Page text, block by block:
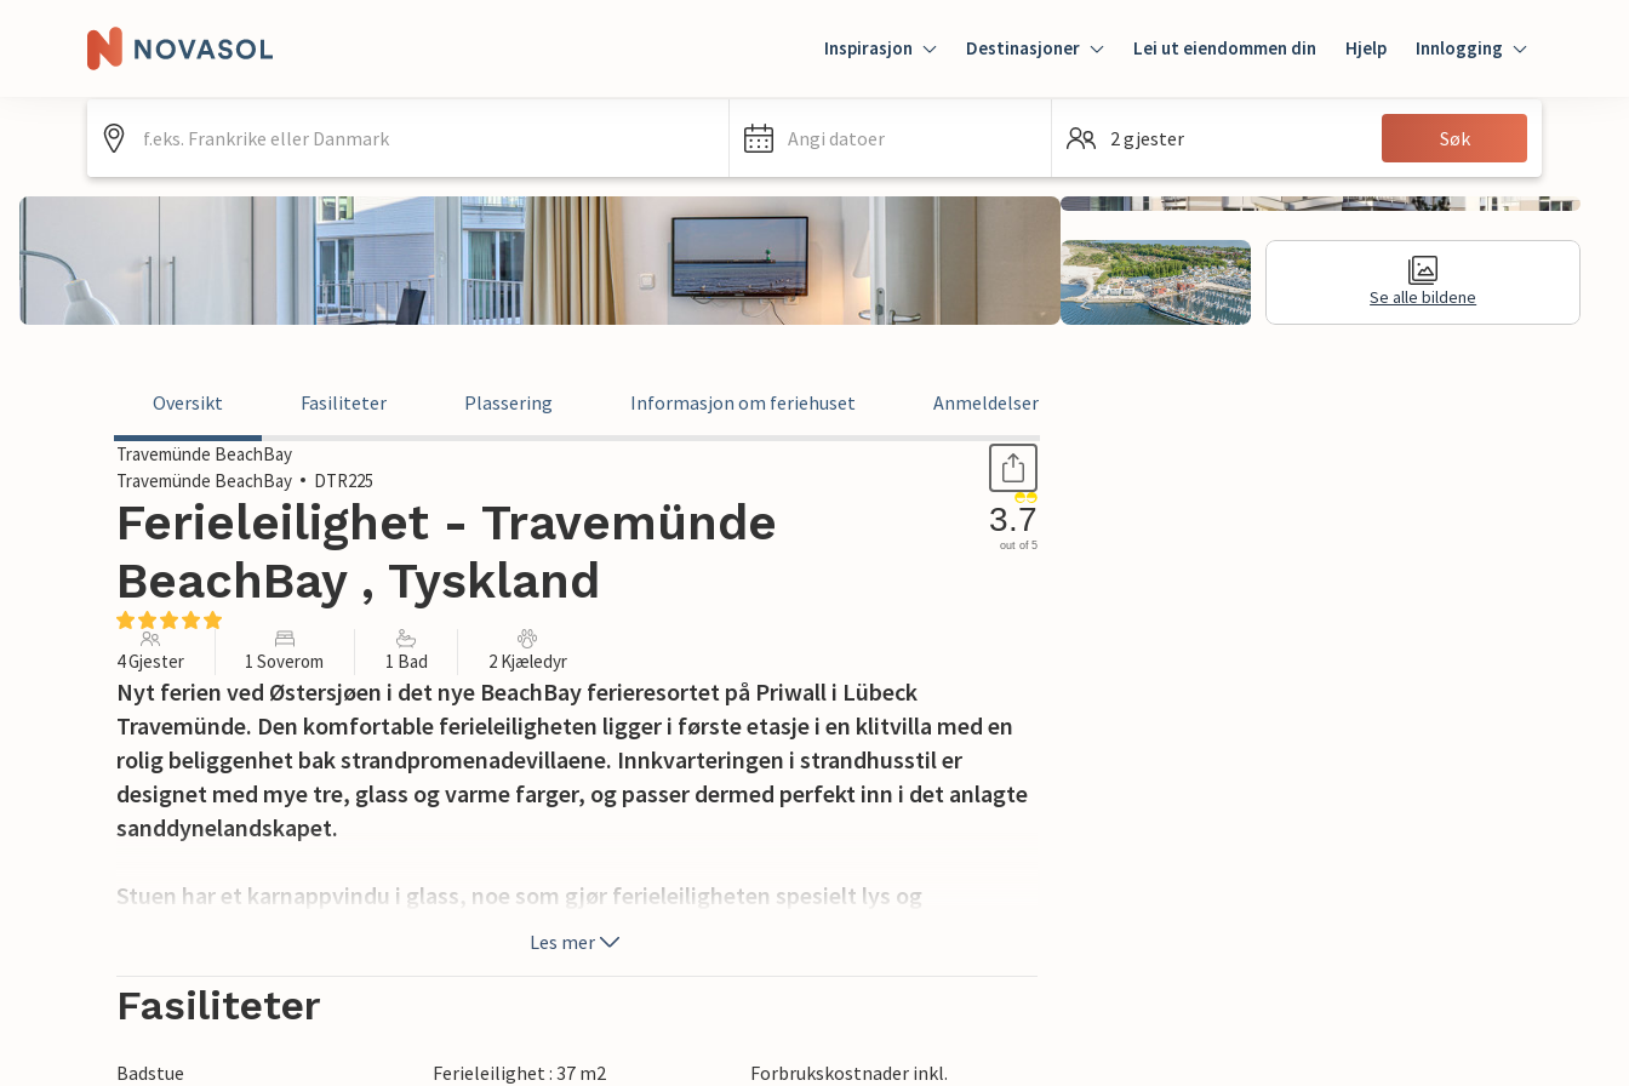
Inspirasjon Destinasjoner Lei ut eiendommen din Hjelp Innlogging
Innlogging
Gjest
Angi datoer 2 gjester Søk
Se alle bildene
Oversikt Fasiliteter Plassering Informasjon om feriehuset Anmeldelser
Travemünde BeachBay
Travemünde BeachBay
DTR225
Ferieleilighet - Travemünde
BeachBay , Tyskland
3.7
out of 5
4 Gjester 1 Soverom 1 Bad 2 Kjæledyr
Nyt ferien ved Østersjøen i det nye BeachBay ferieresortet på Priwall i Lübeck
Travemünde. Den komfortable ferieleiligheten ligger i første etasje i en klitvilla med en
rolig beliggenhet bak strandpromenadevillaene. Innkvarteringen i strandhusstil er
designet med mye tre, glass og varme farger, og passer dermed perfekt inn i det anlagte
sanddynelandskapet.
Stuen har et karnappvindu i glass, noe som gjør ferieleiligheten spesielt lys og
gjennomstrømmet av lys. Her finner du også kjøkkenkrok, sovesofa og bioetanolpeis.
ut på den overbygde terrassen. Her kan dere spise frokost sammen eller bare nyte den
Les mer
Fasiliteter
Badstue Ferieleilighet : 37 m2
Forbrukskostnader inkl.